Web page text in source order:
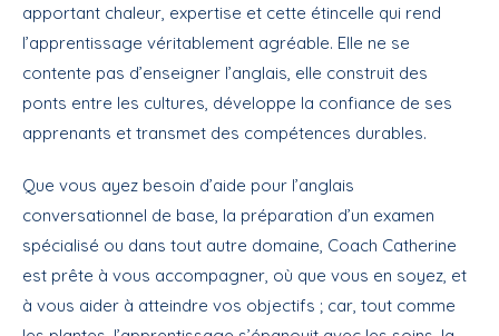
apportant chaleur, expertise et cette étincelle qui rend
l’apprentissage véritablement agréable. Elle ne se
contente pas d’enseigner l’anglais, elle construit des
ponts entre les cultures, développe la confiance de ses
apprenants et transmet des compétences durables.
Que vous ayez besoin d’aide pour l’anglais
conversationnel de base, la préparation d’un examen
spécialisé ou dans tout autre domaine, Coach Catherine
est prête à vous accompagner, où que vous en soyez, et
à vous aider à atteindre vos objectifs ; car, tout comme